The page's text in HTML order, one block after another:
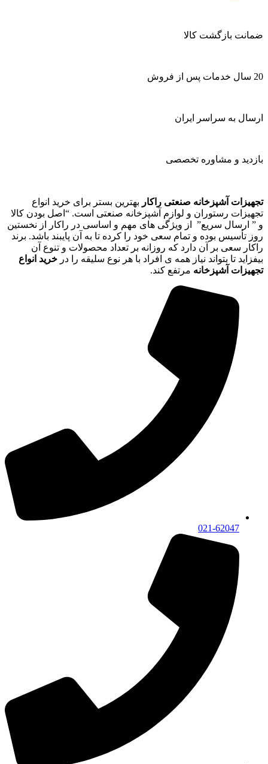
ضمانت بازگشت کالا
20 سال خدمات پس از فروش
ارسال به سراسر ایران
بازدید و مشاوره تخصصی
تجهیزات آشپزخانه صنعتی راکار بهترین بستر برای خرید انواع
تجهیزات رستوران و لوازم آشپزخانه صنعتی است. “اصل بودن کالا
و ” ارسال سریع” از ویژگی های مهم و اساسی در راکار از نخستین
روز تأسیس بوده و تمام سعی خود را کرده تا به آن پایبند باشد. برند
راکار سعی بر آن دارد که روزانه بر تعداد محصولات و تنوع آن
بیفزاید تا بتواند نیاز همه ی افراد با هر نوع سلیقه را در خرید انواع
تجهیزات آشپزخانه مرتفع کند.
021-62047